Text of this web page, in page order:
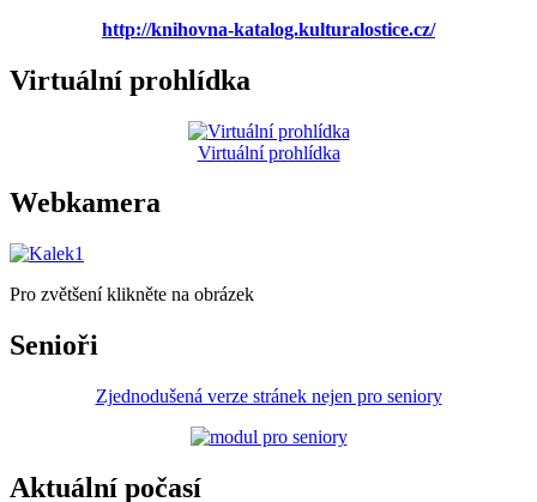
http://knihovna-katalog.kulturalostice.cz/
Virtuální prohlídka
Virtuální prohlídka
Webkamera
Pro zvětšení klikněte na obrázek
Senioři
Zjednodušená verze stránek nejen pro seniory
Aktuální počasí